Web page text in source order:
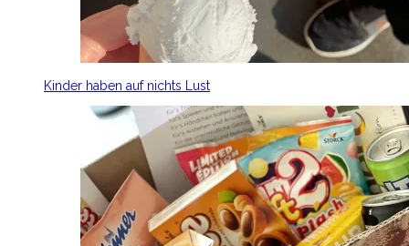
Kinder haben auf nichts Lust